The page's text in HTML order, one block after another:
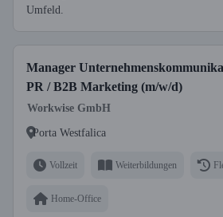
Umfeld.
Manager
PR / B2B Marketing (m/w/d)
Workwise GmbH
Porta Westfalica
Vollzeit Weiterbildungen
Home-Office